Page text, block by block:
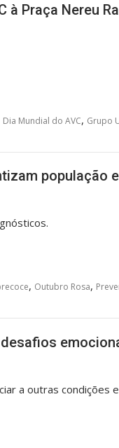
à Praça Nereu
Dia Mundial do AVC, Grupo
população
, Outubro Rosa,
a outras condições